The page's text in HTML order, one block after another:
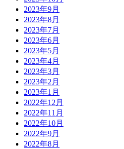
2023年9月
2023年8月
2023年7月
2023年6月
2023年5月
2023年4月
2023年3月
2023年2月
2023年1月
2022年12月
2022年11月
2022年10月
2022年9月
2022年8月